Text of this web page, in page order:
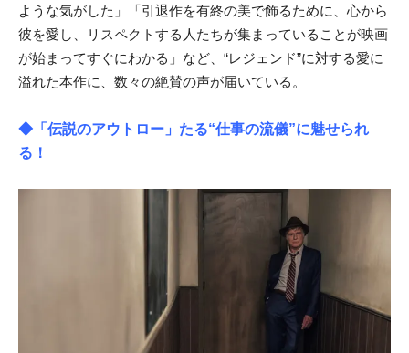
ような気がした」「引退作を有終の美で飾るために、心から
彼を愛し、リスペクトする人たちが集まっていることが映画
が始まってすぐにわかる」など、“レジェンド”に対する愛に
溢れた本作に、数々の絶賛の声が届いている。
◆「伝説のアウトロー」たる“仕事の流儀”に魅せられ
る！